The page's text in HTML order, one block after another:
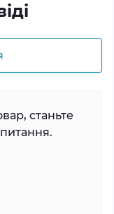
станьте